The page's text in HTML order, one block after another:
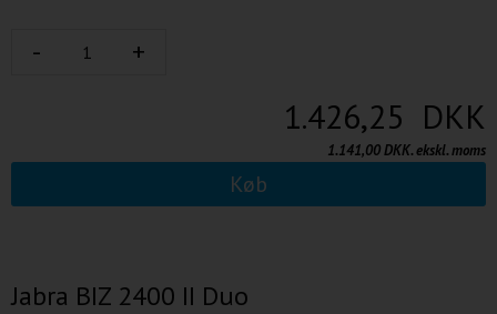
1.426,25 DKK
1.141,00 DKK. ekskl. moms
Køb
Jabra BIZ 2400 II Duo